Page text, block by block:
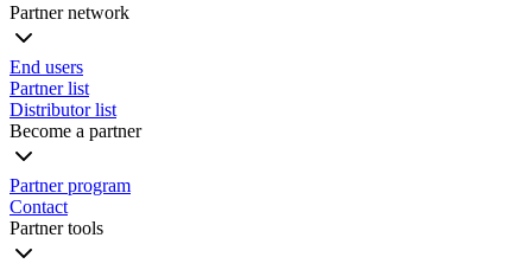
Partner network
End users
Partner list
Distributor list
Become a partner
Partner program
Contact
Partner tools